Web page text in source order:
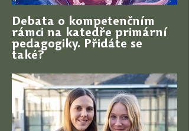
Debata o kompetenčním
rámci na katedře primární
pedagogiky. Přidáte se
také?